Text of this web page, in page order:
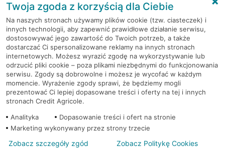
RODO
Regulamin serwisu
Mapa serwisu
PolitykaCookies
© 2026 Credit Agricole Bank Polska S.A. Wszelkie prawa zastrzeżone
Twoja zgoda z korzyścią dla Ciebie
Na naszych stronach używamy plików cookie (tzw. ciasteczek) i
innych technologii, aby zapewnić prawidłowe działanie serwisu,
dostosowywać jego zawartość do Twoich potrzeb, a także
dostarczać Ci spersonalizowane reklamy na innych stronach
internetowych. Możesz wyrazić zgodę na wykorzystywanie lub
odrzucić pliki cookie – poza plikami niezbędnymi do funkcjonowania
serwisu. Zgody są dobrowolne i możesz je wycofać w każdym
momencie. Wyrażenie zgody sprawi, że będziemy mogli
prezentować Ci lepiej dopasowane treści i oferty na tej i innych
stronach Credit Agricole.
Analityka
Dopasowanie treści i ofert na stronie
Marketing wykonywany przez strony trzecie
Zobacz szczegóły zgód Zobacz Politykę Cookies